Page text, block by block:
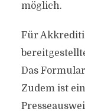
möglich.
Für
Das
Zudem ist